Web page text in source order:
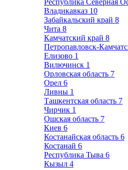
Республика Северная
Владикавказ 10
Забайкальский край 8
Чита 8
Камчатский край 8
Петропавловск-
Елизово 1
Вилючинск 1
Орловская область 7
Орел 6
Ливны 1
Ташкентская область 7
Чирчик 1
Ошская область 7
Киев 6
Костанайская область 6
Костанай 6
Республика Тыва 6
Кызыл 4